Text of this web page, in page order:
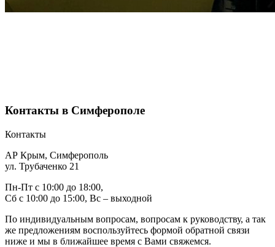
Контакты в Симферополе
Контакты
АР Крым, Симферополь
ул. Трубаченко 21
Пн-Пт с 10:00 до 18:00,
Сб с 10:00 до 15:00, Вс – выходной
По индивидуальным вопросам, вопросам к руководству, а так
же предложениям воспользуйтесь формой обратной связи
ниже и мы в ближайшее время с Вами свяжемся.